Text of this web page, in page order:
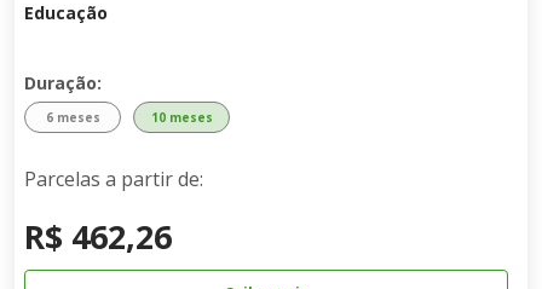
Educação
Duração:
6 meses 10 meses
Parcelas a partir de:
R$ 462,26